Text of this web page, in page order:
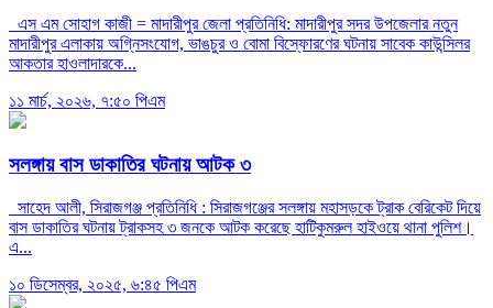
এস এম সোহাগ কাজী = মাদারীপুর জেলা প্রতিনিধি: মাদারীপুর সদর উপজেলার নতুন
মাদারীপুর এলাকায় অগ্নিসংযোগ, ভাঙচুর ও বোমা বিস্ফোরণের ঘটনায় সাবেক কাউন্সিলর
আকতার হাওলাদারকে...
১১ মার্চ, ২০২৬, ৭:৫০ পিএম
সলঙ্গায় বাস ডাকাতির ঘটনায় আটক ৩
সাহেদ আলী, সিরাজগঞ্জ প্রতিনিধি : সিরাজগঞ্জের সলঙ্গায় মহাসড়কে ট্রাক বেরিকেট দিয়ে
বাস ডাকাতির ঘটনায় ট্রাকসহ ৩ জনকে আটক করেছে হাটিকুমরুল হাইওয়ে থানা পুলিশ।
এ...
১০ ডিসেম্বর, ২০২৫, ৬:৪৫ পিএম